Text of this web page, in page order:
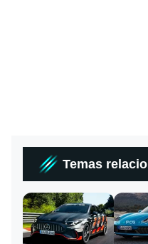
Temas